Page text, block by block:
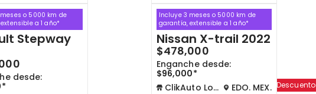
o 5000 km de
a 1 año*
Stepway
desde:
Incluye 3 meses o 5000 km de
garantía, extensible a 1 año*
Nissan X-trail 2022
$478,000
Enganche desde:
$96,000*
ClikAuto Lomas Verdes
EDO. MEX. Descuento